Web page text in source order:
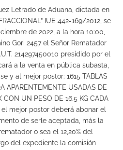
Letrado de Aduana, dictada en
IUE 442-169/2012, se
de 2022, a la hora 10:00,
Gori 2457 el Señor Rematador
214297450010 presidido por el
a la venta en pública subasta,
y al mejor postor: 1615 TABLAS
APARENTEMENTE USADAS DE
CON UN PESO DE 16.5 KG CADA
el mejor postor deberá abonar el
de serle aceptada, más la
o sea el 12,20% del
del expediente la comisión